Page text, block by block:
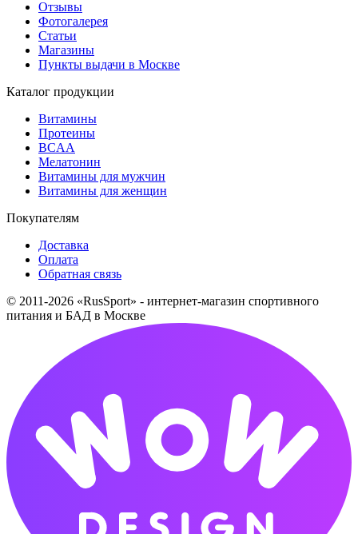
Отзывы
Фотогалерея
Статьи
Магазины
Пункты выдачи в Москве
Каталог продукции
Витамины
Протеины
BCAA
Мелатонин
Витамины для мужчин
Витамины для женщин
Покупателям
Доставка
Оплата
Обратная связь
© 2011-2026 «RusSport» - интернет-магазин спортивного
питания и БАД в Москве